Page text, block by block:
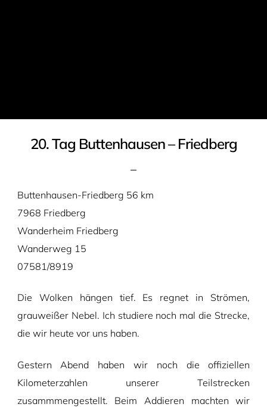
20. Tag Buttenhausen – Friedberg
Buttenhausen-Friedberg 56 km
7968 Friedberg
Wanderheim Friedberg
Wanderweg 15
07581/8919
Die Wolken hängen tief. Es regnet in Strömen,
grauweißer Nebel. Ich studiere noch mal die Strecke,
die wir heute vor uns haben.
Gestern Abend haben wir noch die offiziellen
Kilometerzahlen unserer Teilstrecken
zusammmengestellt. Beim Addieren machten wir